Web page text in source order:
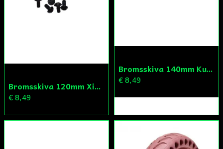
Bromsskiva 120mm Xiaomi
€ 8,49
Bromsskiva 140mm Kugoo
€ 8,49